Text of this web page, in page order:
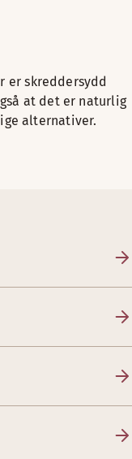
er skreddersydd
at det er naturlig
alternativer.